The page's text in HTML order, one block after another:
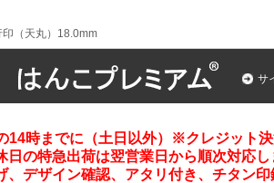
（天丸）18.0mm
サ
14時までに（土日以外）※クレジット決
日の特急出荷は翌営業日から順次対応し
デザイン確認、アタリ付き、チタン印